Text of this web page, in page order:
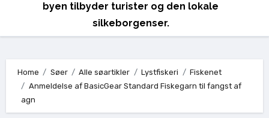
byen tilbyder turister og den lokale
silkeborgenser.
Home Søer Alle søartikler Lystfiskeri
Fiskenet
Anmeldelse af BasicGear Standard Fiskegarn til fangst af
agn